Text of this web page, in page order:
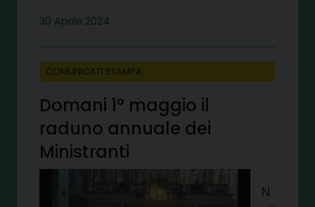
30 Aprile 2024
COMUNICATI STAMPA
Domani 1° maggio il
raduno annuale dei
Ministranti
N